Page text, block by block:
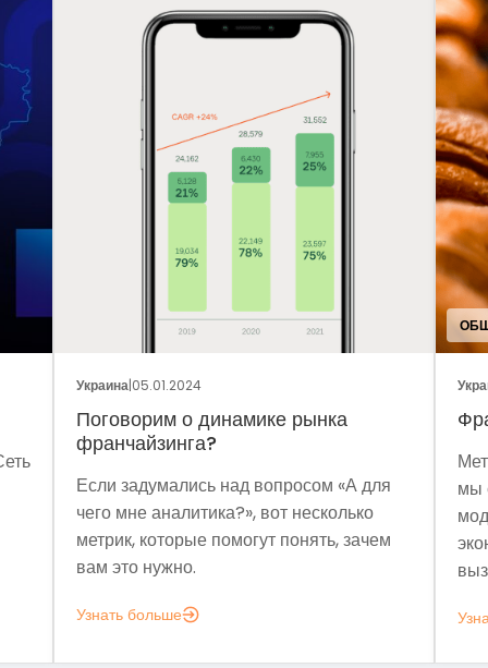
Украина|05.01.2024
Поговорим о динамике рынка
франчайзинга?
Если задумались над вопросом «А для
чего мне аналитика?», вот несколько
метрик, которые помогут понять, зачем
вам это нужно.
Узнать больше
мы